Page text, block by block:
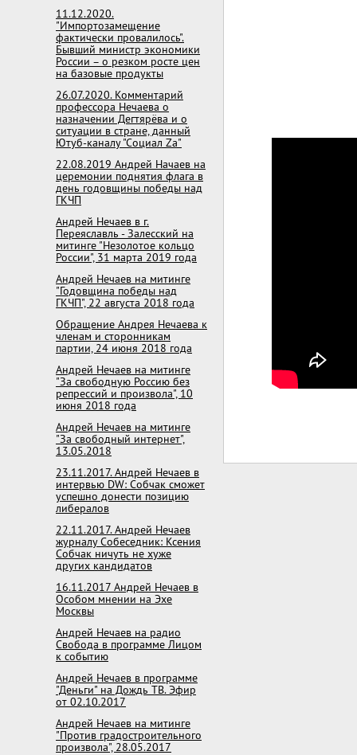
11.12.2020.
"Импортозамещение
фактически провалилось".
Бывший министр экономики
России – о резком росте цен
на базовые продукты
26.07.2020. Комментарий
профессора Нечаева о
назначении Дегтярёва и о
ситуации в стране, данный
Ютуб-каналу "Социал Za"
22.08.2019 Андрей Начаев на
церемонии поднятия флага в
день годовщины победы над
ГКЧП
Андрей Нечаев в г.
Переяславль - Залесский на
митинге "Незолотое кольцо
России", 31 марта 2019 года
Андрей Нечаев на митинге
"Годовщина победы над
ГКЧП", 22 августа 2018 года
Обращение Андрея Нечаева к
членам и сторонникам
партии, 24 июня 2018 года
Андрей Нечаев на митинге
"За свободную Россию без
репрессий и произвола", 10
июня 2018 года
Андрей Нечаев на митинге
"За свободный интернет",
13.05.2018
23.11.2017. Андрей Нечаев в
интервью DW: Собчак сможет
успешно донести позицию
либералов
22.11.2017. Андрей Нечаев
журналу Собеседник: Ксения
Собчак ничуть не хуже
других кандидатов
16.11.2017 Андрей Нечаев в
Особом мнении на Эхе
Москвы
Андрей Нечаев на радио
Свобода в программе Лицом
к событию
Андрей Нечаев в программе
"Деньги" на Дождь ТВ. Эфир
от 02.10.2017
Андрей Нечаев на митинге
"Против градостроительного
произвола", 28.05.2017